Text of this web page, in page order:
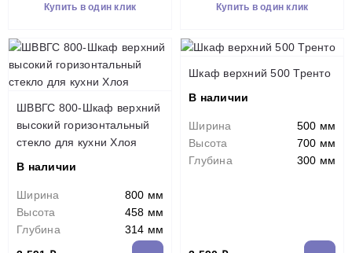
Купить в один клик Купить в один клик
ШВВГС 800-Шкаф верхний
высокий горизонтальный
стекло для кухни Хлоя
В наличии
Ширина
800 мм
Высота
458 мм
Глубина
314 мм
Шкаф верхний 500 Тренто
В наличии
Ширина
500 мм
Высота
700 мм
Глубина
300 мм